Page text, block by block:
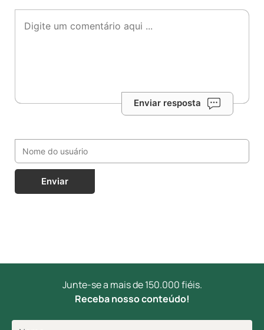
Enviar resposta
Enviar
Junte-se a mais de 150.000 fiéis.
Receba nosso conteúdo!